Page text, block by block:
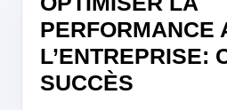
PERFORMANCE
L’ENTREPRISE:
SUCCÈS